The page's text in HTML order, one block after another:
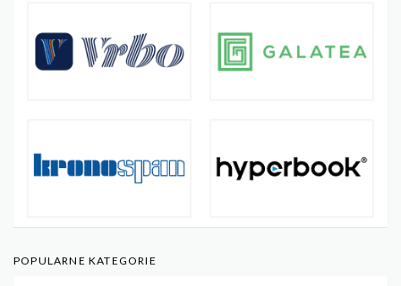
POPULARNE KATEGORIE